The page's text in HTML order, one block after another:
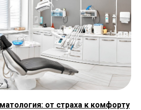
от страха к комфорту